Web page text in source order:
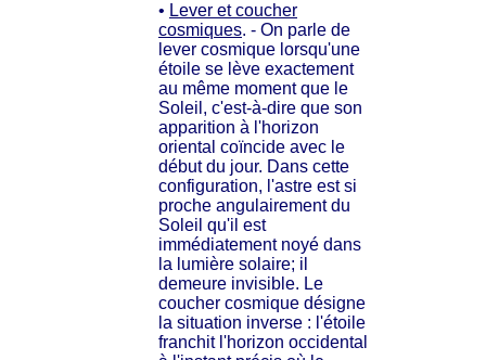
• Lever et coucher
cosmiques. - On parle de
lever cosmique lorsqu'une
étoile se lève exactement
au même moment que le
Soleil, c'est-à-dire que son
apparition à l'horizon
oriental coïncide avec le
début du jour. Dans cette
configuration, l'astre est si
proche angulairement du
Soleil qu'il est
immédiatement noyé dans
la lumière solaire; il
demeure invisible. Le
coucher cosmique désigne
la situation inverse : l'étoile
franchit l'horizon occidental